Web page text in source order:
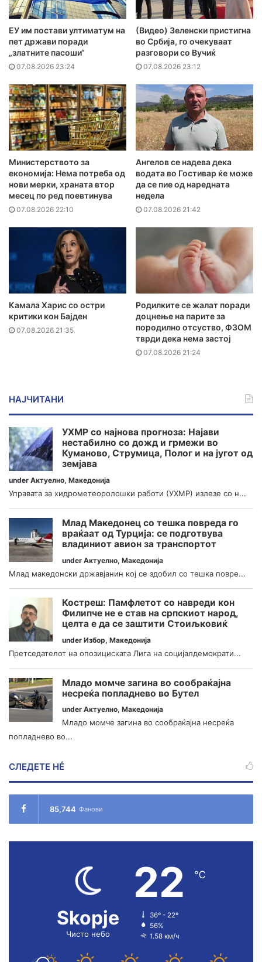
ЕУ им постави ултиматум на
пет држави поради
„златните пасоши“
07.08.2026 23:24
(Видео) Зеленски пристигна
во Србија, го очекуваат
разговори со Вучиќ
07.08.2026 23:12
Министерството за
економија: Нема потреба од
нови мерки, храната втор
месец по ред поевтинува
07.08.2026 22:10
Ангелов се надева дека
водата во Гостивар ќе може
да се пие од наредната
недела
07.08.2026 21:42
Камала Харис со остри
критики кон Бајден
07.08.2026 21:35
Родилките се жалат поради
доцнење на парите за
породилно отсуство, ФЗОМ
тврди дека нема застој
07.08.2026 21:24
НАЈЧИТАНИ
УХМР со најнова прогноза: Најави
нестабилно со дожд и грмежи во
Куманово, Струмица, Полог и на југот од
земјава
under Актуелно, Македонија
Управата за хидрометеоролошки работи (УХМР) излезе со н...
Млад Македонец со тешка повреда го
враќаат од Турција: се подготвува
владиниот авион за транспортот
under Актуелно, Македонија
Млад македонски државјанин кој се здобил со тешка повре...
Костреш: Памфлетот со навреди кон
Филипче не е став на српскиот народ,
целта е да се заштити Стоиљковиќ
under Избор, Македонија
Претседателот на опозициската Лига на социјалдемократи...
Младо момче загина во сообраќајна
несреќа попладнево во Бутел
under Актуелно, Македонија
Младо момче загина во сообраќајна несреќа
попладнево во...
СЛЕДЕТЕ НÉ
85,744 Фанови
Skopje
Чисто небо
22 ℃
36º - 22º
56%
1.58 км/ч